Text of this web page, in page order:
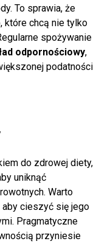
To sprawia, że
które chcą nie tylko
spożywanie
odpornościowy,
podatności
do zdrowej diety,
uniknąć
Warto
aby cieszyć się jego
Pragmatyczne
przyniesie